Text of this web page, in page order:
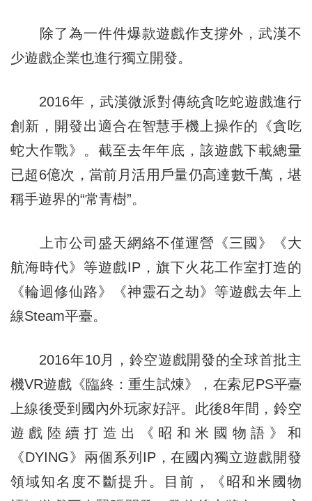
除了為一件件爆款遊戲作支撐外，武漢不
少遊戲企業也進行獨立開發。
2016年，武漢微派對傳統貪吃蛇遊戲進行
創新，開發出適合在智慧手機上操作的《貪吃
蛇大作戰》。截至去年年底，該遊戲下載總量
已超6億次，當前月活用戶量仍高達數千萬，堪
稱手遊界的“常青樹”。
上市公司盛天網絡不僅運營《三國》《大
航海時代》等遊戲IP，旗下火花工作室打造的
《輪迴修仙路》《神靈石之劫》等遊戲去年上
線Steam平臺。
2016年10月，鈴空遊戲開發的全球首批主
機VR遊戲《臨終：重生試煉》，在索尼PS平臺
上線後受到國內外玩家好評。此後8年間，鈴空
遊戲陸續打造出《昭和米國物語》和
《DYING》兩個系列IP，在國內獨立遊戲開發
領域知名度不斷提升。目前，《昭和米國物